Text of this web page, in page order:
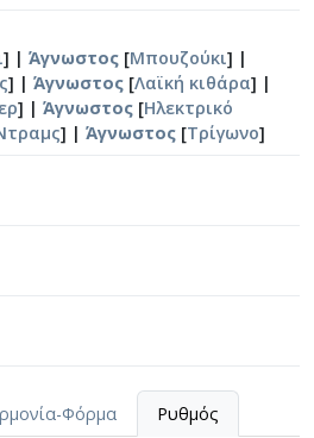
] | Άγνωστος [Μπουζούκι] |
] | Άγνωστος [Λαϊκή κιθάρα] |
] | Άγνωστος [Ηλεκτρικό
] | Άγνωστος [Τρίγωνο]
Φόρμα Ρυθμός